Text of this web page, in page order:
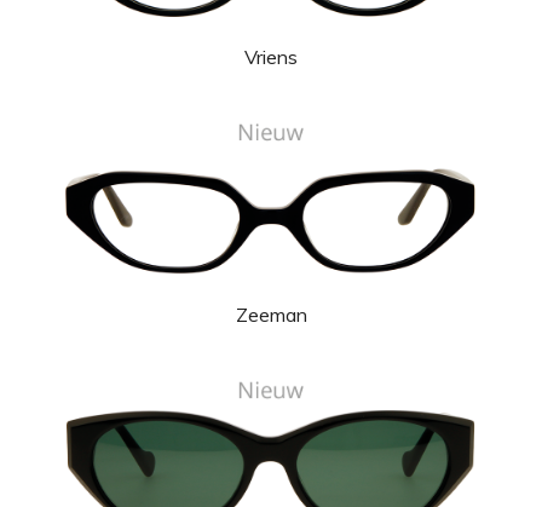
Vriens
Zeeman